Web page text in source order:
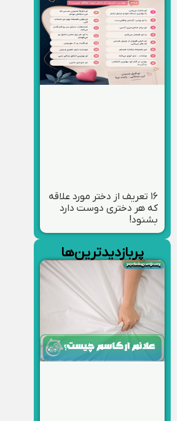
۱۶ تعریف از دختر مورد علاقه
که هر دختری دوست دارد
بشنود!
پربازدیدترین‌ها